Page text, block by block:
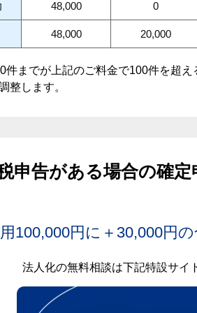
48,000 0
48,000 20,000
までが上記のご料金で100件を超
整します。
申告がある場合の確定
100,000円に＋30,000円
法人化の無料相談は下記特設サイ